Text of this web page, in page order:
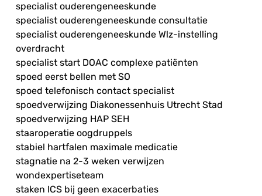
specialist ouderengeneeskunde
specialist ouderengeneeskunde consultatie
specialist ouderengeneeskunde Wlz-instelling
overdracht
specialist start DOAC complexe patiënten
spoed eerst bellen met SO
spoed telefonisch contact specialist
spoedverwijzing Diakonessenhuis Utrecht Stad
spoedverwijzing HAP SEH
staaroperatie oogdruppels
stabiel hartfalen maximale medicatie
stagnatie na 2-3 weken verwijzen
wondexpertiseteam
staken ICS bij geen exacerbaties